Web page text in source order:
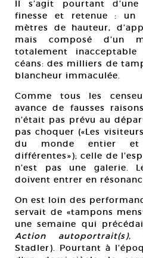
Il s’agit pourtant
finesse et retenue : un
mètres de hauteur,
mais composé d’un
totalement
céans: des milliers de
blancheur immaculée.
Comme tous les
avance de fausses
n’était pas prévu au
pas choquer («Les
du monde entier
différentes»); celle de
n’est pas une galerie.
doivent entrer en
On est loin des
servait de «tampons
une semaine qui
Action autoportrait(s),
Stadler). Pourtant à